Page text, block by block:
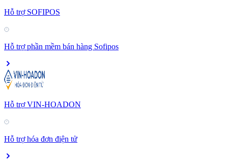
Hỗ trợ SOFIPOS
Hỗ trợ phần mềm bán hàng Sofipos
Hỗ trợ VIN-HOADON
Hỗ trợ hóa đơn điện tử